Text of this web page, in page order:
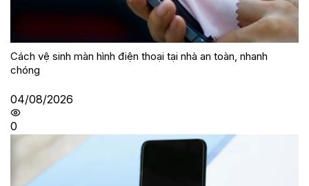
Cách vệ sinh màn hình điện thoại tại nhà an toàn, nhanh
chóng
04/08/2026
0